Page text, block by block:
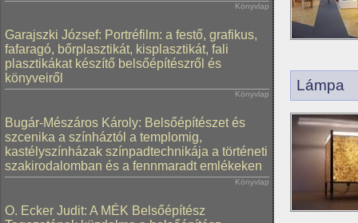
Könyvlap
Garajszki József: Portréfilm: a festő, grafikus,
fafaragó, bőrplasztikát, kisplasztikát, fali
plasztikákat készítő belsőépítészről és
könyveiről
Könyvlap
Bugár-Mészáros Károly: Belsőépítészet és
szcenika a színháztól a templomig,
kastélyszínházak színpadtechnikája a történeti
szakirodalomban és a fennmaradt emlékeken
Könyvlap
O. Ecker Judit: A MÉK Belsőépítész
Lámpa